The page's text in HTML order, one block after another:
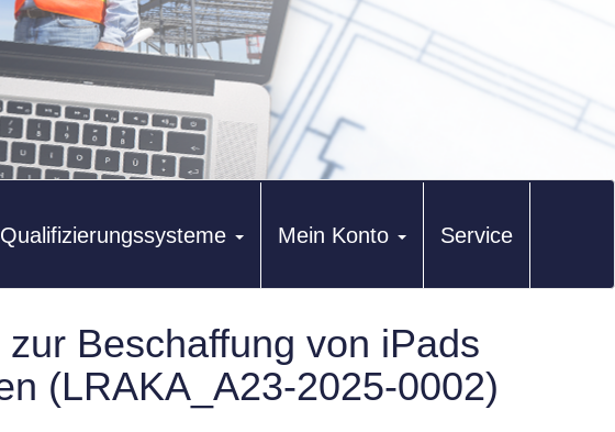
Qualifizierungssysteme Mein Konto Service
Beschaffung von iPads
(LRAKA_A23-2025-0002)